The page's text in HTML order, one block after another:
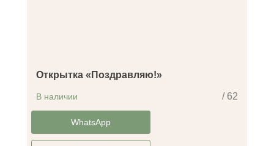
Открытка «Поздравляю!»
/ 62
В наличии
-14%WhatsApp